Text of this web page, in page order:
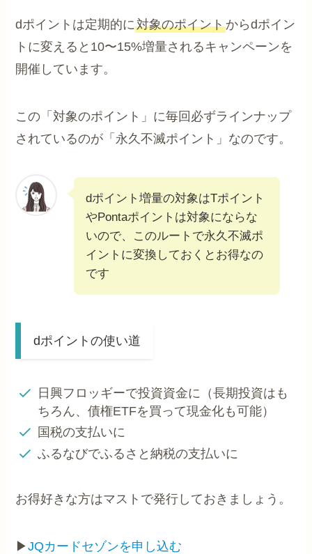
dポイントは定期的に対象のポイントからdポイン
トに変えると10〜15%増量されるキャンペーンを
開催しています。
この「対象のポイント」に毎回必ずラインナップ
されているのが「永久不滅ポイント」なのです。
dポイント増量の対象はTポイント
やPontaポイントは対象にならな
いので、このルートで永久不滅ポ
イントに変換しておくとお得なの
です
dポイントの使い道
日興フロッギーで投資資金に（長期投資はも
ちろん、債権ETFを買って現金化も可能）
国税の支払いに
ふるなびでふるさと納税の支払いに
お得好きな方はマストで発行しておきましょう。
▶JQカードセゾンを申し込む